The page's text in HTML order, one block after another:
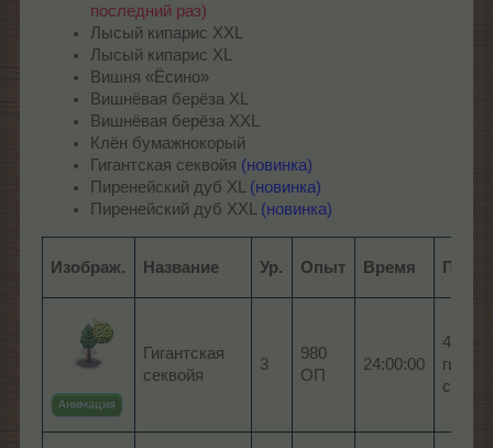
последний раз)
Лысый кипарис XXL
Лысый кипарис XL
Вишня «Ёсино»
Вишнёвая берёза XL
Вишнёвая берёза XXL
Клён бумажнокорый
Гигантская секвойя (новинка)
Пиренейский дуб XL (новинка)
Пиренейский дуб XXL (новинка)
Изображ. Название Ур. Опыт Время
Анимация
Гигантская
секвойя
3
980
ОП
24:00:00
4 x